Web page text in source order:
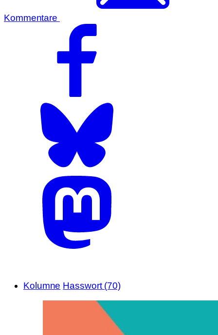
Kommentare
Kolumne Hasswort (70)